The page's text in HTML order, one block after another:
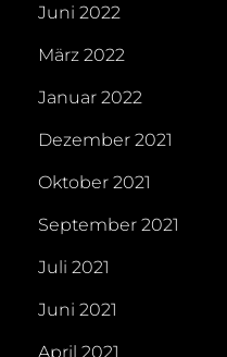
Juni 2022
März 2022
Januar 2022
Dezember 2021
Oktober 2021
September 2021
Juli 2021
Juni 2021
April 2021